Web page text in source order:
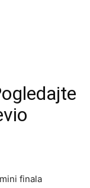
finala